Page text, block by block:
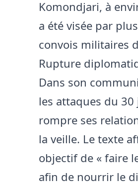
Komondjari, à
a été visée par
convois militaires
Rupture
Dans son
les attaques du
rompre ses
la veille. Le texte
objectif de « faire
afin de nourrir le